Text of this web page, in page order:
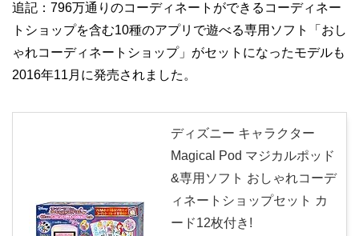
追記：796万通りのコーディネートができるコーディネー
トショップを含む10種のアプリで遊べる専用ソフト「おし
ゃれコーディネートショップ」がセットになったモデルも
2016年11月に発売されました。
ディズニー キャラクター
Magical Pod マジカルポッド
&専用ソフト おしゃれコーデ
ィネートショップセット カ
ード12枚付き!